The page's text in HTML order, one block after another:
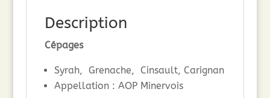
Description
Cépages
Syrah, Grenache, Cinsault, Carignan
Appellation : AOP Minervois